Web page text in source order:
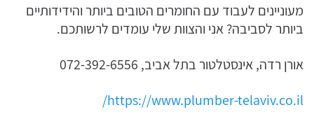
מעוניינים לעבוד עם החומרים הטובים ביותר והידידותיים
ביותר לסביבה? אני והצוות שלי עומדים לרשותכם.
אורן רדה, אינסטלטור בתל אביב, 072-392-6556
https://www.plumber-telaviv.co.il/